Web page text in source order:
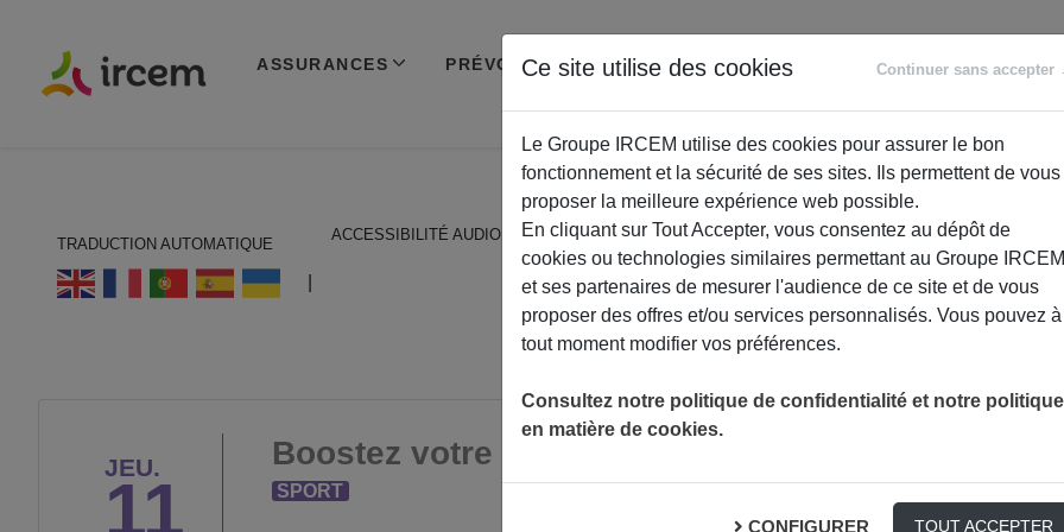
ASSURANCES PRÉVOYANCE RETRAITE
ACCOMPAGNEMENT
TRADUCTION AUTOMATIQUE
ACCESSIBILITÉ AUDIO
JEU.
11
Boostez votre forme sans équipement
SPORT
Ce site utilise des cookies Continuer sans accepter
Le Groupe IRCEM utilise des cookies pour assurer le bon
fonctionnement et la sécurité de ses sites. Ils permettent de vous
proposer la meilleure expérience web possible.
En cliquant sur Tout Accepter, vous consentez au dépôt de
cookies ou technologies similaires permettant au Groupe IRCEM
et ses partenaires de mesurer l'audience de ce site et de vous
proposer des offres et/ou services personnalisés. Vous pouvez à
tout moment modifier vos préférences.
Consultez notre politique de confidentialité et notre politique
en matière de cookies.
CONFIGURER TOUT ACCEPTER